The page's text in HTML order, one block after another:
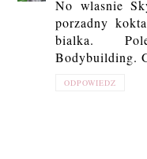
No wlasnie
porzadny
bialka.
Bodybuilding.
ODPOWIEDZ